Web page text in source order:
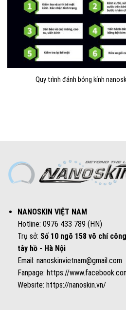
Quy trình đánh bóng kính
NANOSKIN VIỆT NAM
Hotline: 0976 433 789 (HN)
Trụ sở: Số 10 ngõ 158 võ chí
tây hồ - Hà Nội
Email: nanoskinvietnam@gmail.com
Fanpage: https://
Website: https://nanoskin.vn/